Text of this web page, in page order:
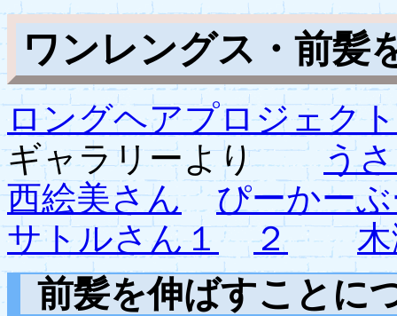
ワンレングス・前髪
ロングヘアプロジェクト
ギャラリーよりう
西絵美さん
ぴーかー
サトルさん１
２
前髪を伸ばすことに